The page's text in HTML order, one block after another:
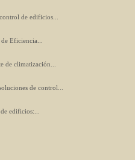
de edificios...
Eficiencia...
de climatización...
de control...
edificios:...